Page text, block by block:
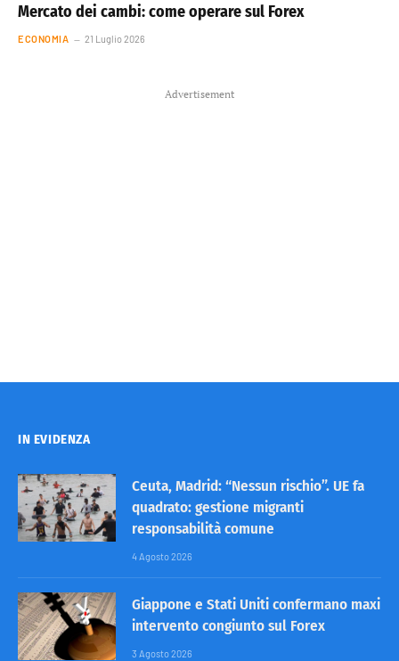
Mercato dei cambi: come operare sul Forex
ECONOMIA 21 Luglio 2026
Advertisement
IN EVIDENZA
Ceuta, Madrid: “Nessun rischio”. UE fa
quadrato: gestione migranti
responsabilità comune
4 Agosto 2026
Giappone e Stati Uniti confermano maxi
intervento congiunto sul Forex
3 Agosto 2026